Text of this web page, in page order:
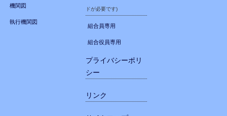
機関図
執行機関図
ドが必要です)
組合員専用
組合役員専用
プライバシーポリ
シー
リンク